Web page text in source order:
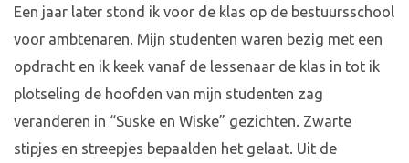
Een jaar later stond ik voor de klas op de bestuursschool
voor ambtenaren. Mijn studenten waren bezig met een
opdracht en ik keek vanaf de lessenaar de klas in tot ik
plotseling de hoofden van mijn studenten zag
veranderen in “Suske en Wiske” gezichten. Zwarte
stipjes en streepjes bepaalden het gelaat. Uit de